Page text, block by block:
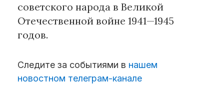
советского народа в Великой
Отечественной войне 1941—1945
годов.
Следите за событиями в нашем
новостном телеграм-канале